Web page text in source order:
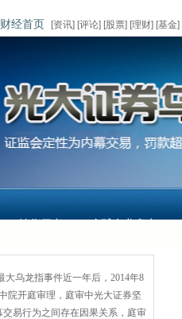
财经首页 [资讯] [评论] [股票] [理财] [基金]
大乌龙指事件近一年后，2014年8
院开庭审理，庭审中光大证券坚
易行为之间存在因果关系，庭审